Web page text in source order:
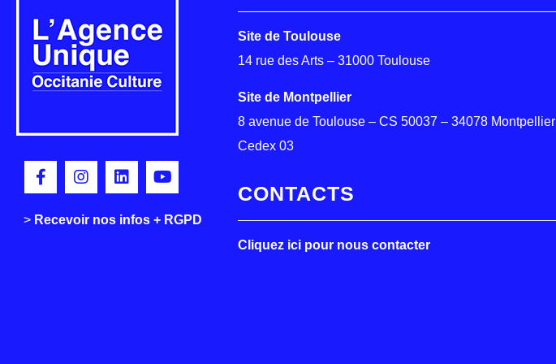
> Recevoir nos infos + RGPD
Site de Toulouse
14 rue des Arts – 31000 Toulouse
Site de Montpellier
8 avenue de Toulouse – CS 50037 – 34078 Montpellier
Cedex 03
CONTACTS
Cliquez ici pour nous contacter